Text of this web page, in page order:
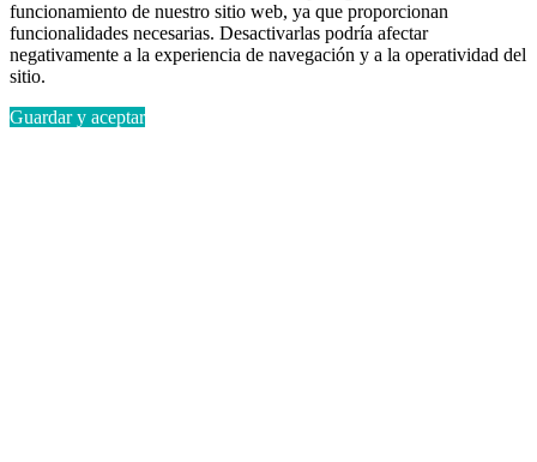
funcionamiento de nuestro sitio web, ya que proporcionan
funcionalidades necesarias. Desactivarlas podría afectar
negativamente a la experiencia de navegación y a la operatividad del
sitio.
Guardar y aceptar